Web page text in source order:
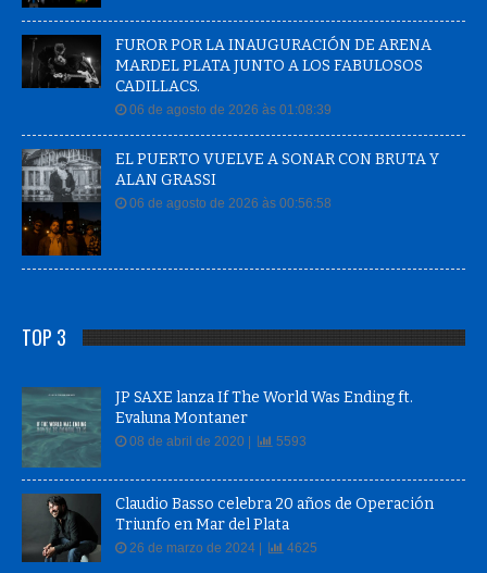
FUROR POR LA INAUGURACIÓN DE ARENA
MARDEL PLATA JUNTO A LOS FABULOSOS
CADILLACS.
06 de agosto de 2026 às 01:08:39
EL PUERTO VUELVE A SONAR CON BRUTA Y
ALAN GRASSI
06 de agosto de 2026 às 00:56:58
TOP 3
JP SAXE lanza If The World Was Ending ft.
Evaluna Montaner
08 de abril de 2020 | 5593
Claudio Basso celebra 20 años de Operación
Triunfo en Mar del Plata
26 de marzo de 2024 | 4625